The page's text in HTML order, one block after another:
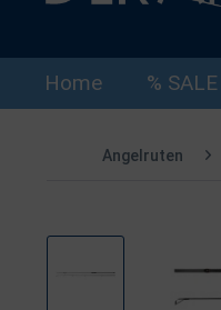
Home % SALE
Angelruten